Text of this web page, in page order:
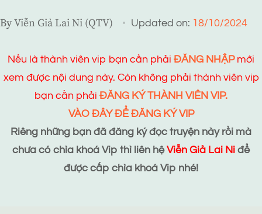
ByViễn Giả Lai Ni (QTV) Updated on: 18/10/2024
Nếu là thành viên vip bạn cần phải ĐĂNG NHẬPmới
xem được nội dung này. Còn không phải thành viên vip
bạn cần phải ĐĂNG KÝ THÀNH VIÊN VIP.
VÀO ĐÂY ĐỂ ĐĂNG KÝ VIP
Riêng những bạn đã đăng ký đọc truyện này rồi mà
chưa có chìa khoá Vip thì liên hệViễn Giả Lai Ni để
được cấp chìa khoá Vip nhé!